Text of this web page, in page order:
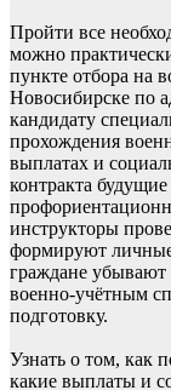
Пройти все
можно
пункте отбора на
Новосибирске по
кандидату
прохождения
выплатах и
контракта
инструкторы
формируют
граждане убывают
военно-учётным
подготовку.
Узнать о том, как
какие выплаты и